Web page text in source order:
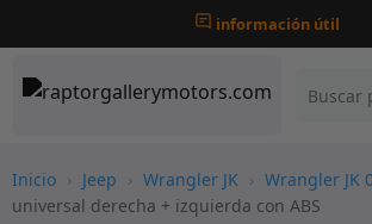
información útil
Inicio › Jeep › Wrangler JK › Wrangler JK
universal derecha + izquierda con ABS